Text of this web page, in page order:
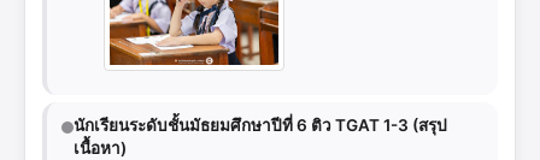
นักเรียนระดับชั้นมัธยมศึกษาปีที่ 6 ติว TGAT 1-3 (สรุป
เนื้อหา)